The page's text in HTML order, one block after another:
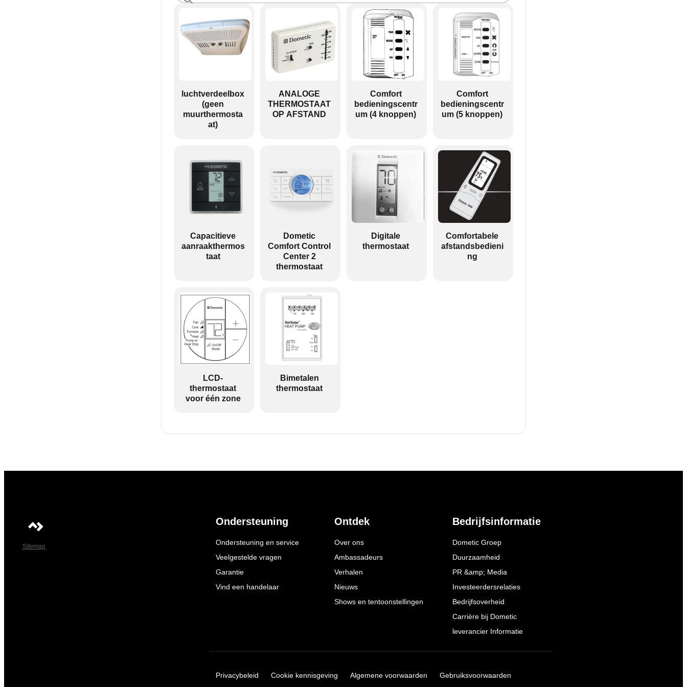
luchtverdeelbox
(geen
muurthermosta
at)
ANALOGE
THERMOSTAAT
OP AFSTAND
Comfort
bedieningscentr
um (4 knoppen)
Comfort
bedieningscentr
um (5 knoppen)
Capacitieve
aanraakthermos
taat
Dometic
Comfort Control
Center 2
thermostaat
Digitale
thermostaat
Comfortabele
afstandsbedieni
ng
LCD-
thermostaat
voor één zone
Bimetalen
thermostaat
Sitemap
Ondersteuning
Ondersteuning en service
Veelgestelde vragen
Garantie
Vind een handelaar
Ontdek
Over ons
Ambassadeurs
Verhalen
Nieuws
Shows en tentoonstellingen
Bedrijfsinformatie
Dometic Groep
Duurzaamheid
PR &amp; Media
Investeerdersrelaties
Bedrijfsoverheid
Carrière bij Dometic
leverancier Informatie
Privacybeleid Cookie kennisgeving Algemene voorwaarden Gebruiksvoorwaarden